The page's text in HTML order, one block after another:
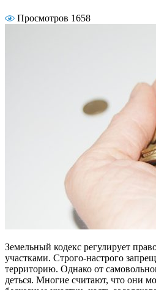
Просмотров 1658
Земельный кодекс регулирует
участками. Строго-настрого
территорию. Однако от
деться. Многие считают, что они